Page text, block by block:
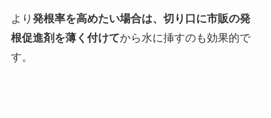
より 発根率を高めたい場合は、切り口に市販の発
根促進剤を薄く付けてから水に挿すのも効果的で
す。